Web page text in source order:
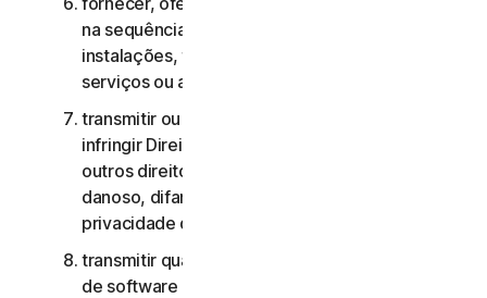
na sequência de um contrato de gestão de
instalações, timesharing, fornecimento de
serviços ou agenciamento de serviços;
transmitir ou armazenar material que possa
infringir Direitos de Propriedade Intelectual ou
outros direitos de terceiros ou que seja ilegal,
danoso, difamatório, injurioso ou invasivo da
privacidade de terceiros;
transmitir qualquer material que contenha vírus
de software ou outro código informático,